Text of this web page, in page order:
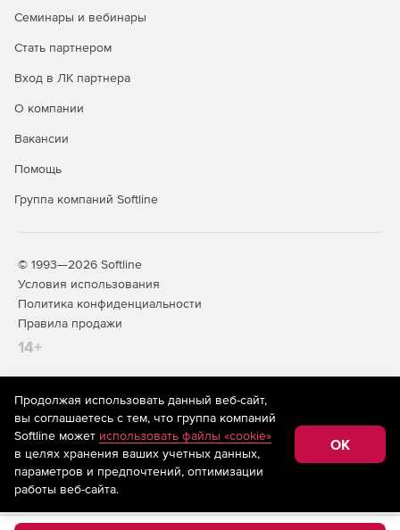
Семинары и вебинары
Стать партнером
Вход в ЛК партнера
О компании
Вакансии
Помощь
Группа компаний Softline
© 1993—2026 Softline
Условия использования
Политика конфиденциальности
Правила продажи
14+
На информационном ресурсе store.softline.ru применяются
рекомендательные технологии(информационные технологии
предоставления информации на основе сбора,
систематизации и анализа сведений, относящихся к
предпочтениям пользователей сети «Интернет»,
находящихся на территории Российской Федерации)
Продолжая использовать данный веб-сайт,
вы соглашаетесь с тем, что группа компаний
Softline может использовать файлы «cookie»
в целях хранения ваших учетных данных,
параметров и предпочтений, оптимизации
работы веб-сайта.
OK